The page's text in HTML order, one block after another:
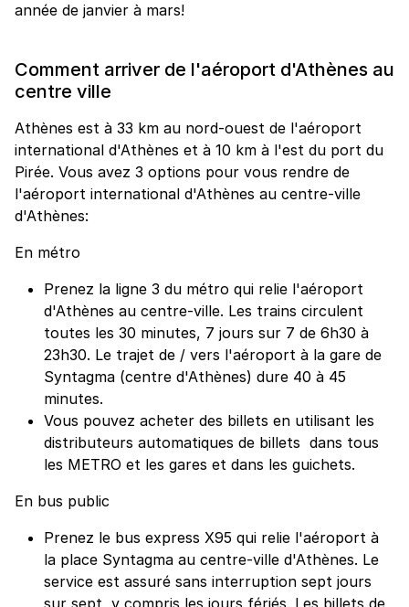
année de janvier à mars!
Comment arriver de l'aéroport d'Athènes au
centre ville
Athènes est à 33 km au nord-ouest de l'aéroport
international d'Athènes et à 10 km à l'est du port du
Pirée. Vous avez 3 options pour vous rendre de
l'aéroport international d'Athènes au centre-ville
d'Athènes:
En métro
Prenez la ligne 3 du métro qui relie l'aéroport
d'Athènes au centre-ville. Les trains circulent
toutes les 30 minutes, 7 jours sur 7 de 6h30 à
23h30. Le trajet de / vers l'aéroport à la gare de
Syntagma (centre d'Athènes) dure 40 à 45
minutes.
Vous pouvez acheter des billets en utilisant les
distributeurs automatiques de billets dans tous
les METRO et les gares et dans les guichets.
En bus public
Prenez le bus express X95 qui relie l'aéroport à
la place Syntagma au centre-ville d'Athènes. Le
service est assuré sans interruption sept jours